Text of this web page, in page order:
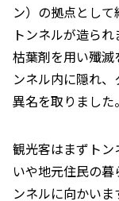
ン）の拠点とし
トンネルが造ら
枯葉剤を用い殲
ンネル内に隠れ
異名を取りました。
観光客はまずト
いや地元住民の
ンネルに向かい